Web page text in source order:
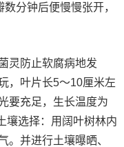
分钟后便慢慢张开，
灵防止软腐病地发
，叶片长5～10厘米左
要充足，生长温度为
选择：用阔叶树林内
。并进行土壤曝晒、